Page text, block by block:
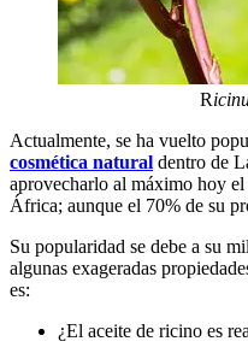
R
Actualmente, se ha vuelto
cosmética natural dentro de
aprovecharlo al máximo hoy
África; aunque el 70% de su
Su popularidad se debe a su
algunas exageradas
es:
¿El aceite de ricino es